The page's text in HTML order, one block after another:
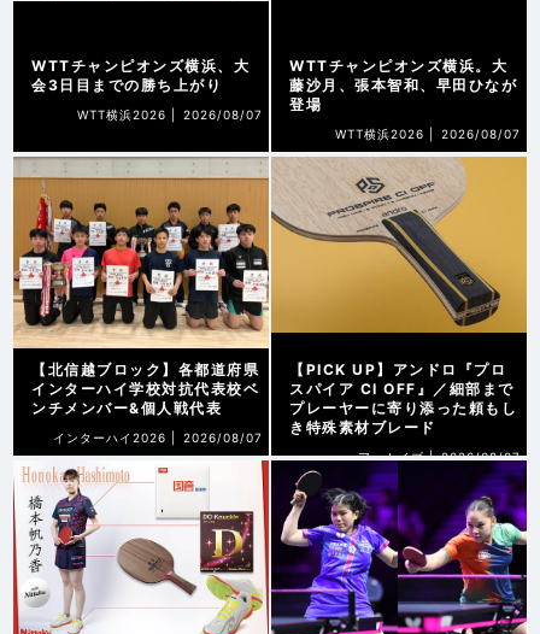
WTTチャンピオンズ横浜、大
会3日目までの勝ち上がり
WTT横浜2026 | 2026/08/07
WTTチャンピオンズ横浜。大
藤沙月、張本智和、早田ひなが
登場
WTT横浜2026 | 2026/08/07
【北信越ブロック】各都道府県
インターハイ学校対抗代表校ベ
ンチメンバー&個人戦代表
インターハイ2026 | 2026/08/07
【PICK UP】アンドロ『プロ
スパイア CI OFF』／細部まで
プレーヤーに寄り添った頼もし
き特殊素材ブレード
アーカイブ | 2026/08/07